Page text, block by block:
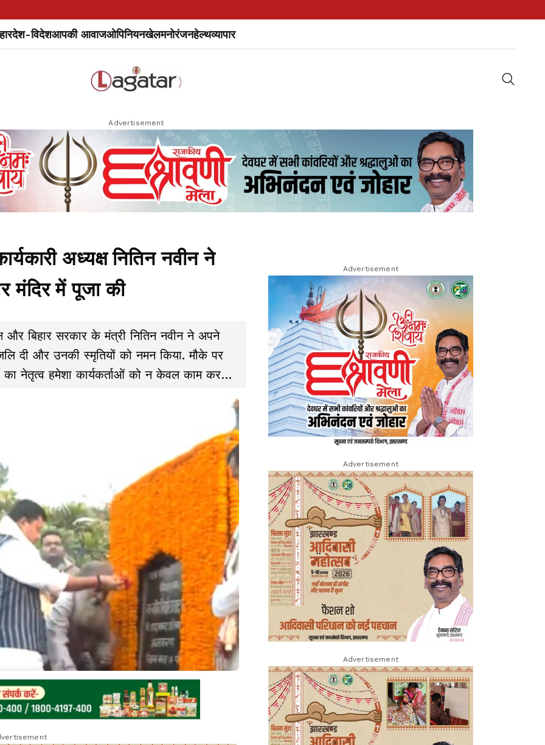
देश-विदेशआपकी आवाजओपिनियनखेलमनोरंजनहेल्थव्यापार
Advertisement
अध्यक्ष नितिन नवीन ने
मंदिर में पूजा की
और बिहार सरकार के मंत्री नितिन नवीन ने अपने
दी और उनकी स्मृतियों को नमन किया. मौके पर
का नेतृत्व हमेशा कार्यकर्ताओं को न केवल काम करने
Advertisement
Advertisement
Advertisement